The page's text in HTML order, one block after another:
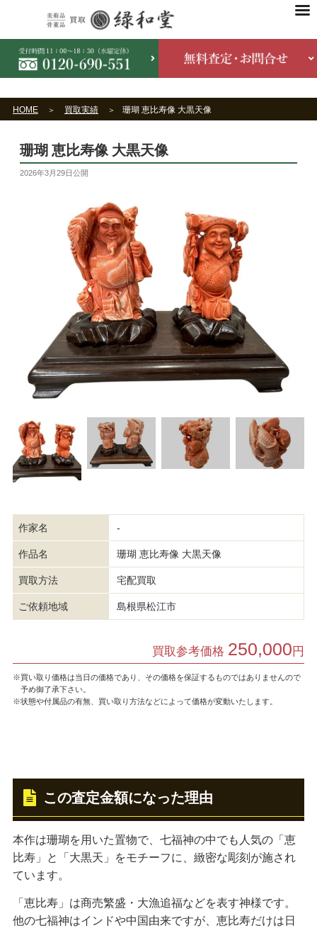
HOME 買取実績 珊瑚 恵比寿像 大黒天像
珊瑚 恵比寿像 大黒天像
2026年3月29日公開
作家名 -
作品名 珊瑚 恵比寿像 大黒天像
買取方法 宅配買取
ご依頼地域 島根県松江市
買取参考価格 250,000 円
※買い取り価格は当日の価格であり、その価格を保証するものではありませんので
予め御了承下さい。
※状態や付属品の有無、買い取り方法などによって価格が変動いたします。
この査定金額になった理由
本作は珊瑚を用いた置物で、七福神の中でも人気の「恵
比寿」と「大黒天」をモチーフに、緻密な彫刻が施され
ています。
「恵比寿」は商売繁盛・大漁追福などを表す神様です。
他の七福神はインドや中国由来ですが、恵比寿だけは日